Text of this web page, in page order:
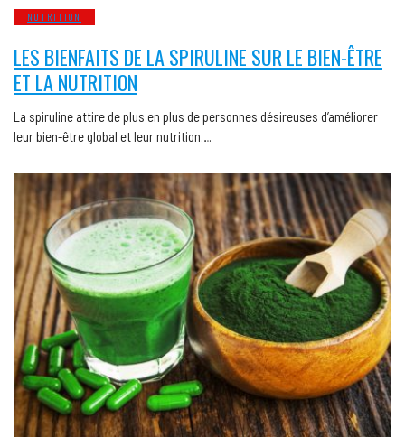
NUTRITION
LES BIENFAITS DE LA SPIRULINE SUR LE BIEN-ÊTRE
ET LA NUTRITION
La spiruline attire de plus en plus de personnes désireuses d’améliorer
leur bien-être global et leur nutrition….